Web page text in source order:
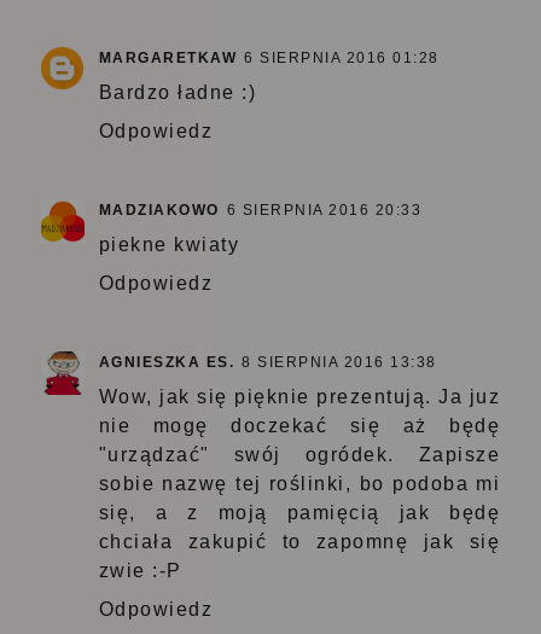
MARGARETKAW 6 SIERPNIA 2016 01:28
Bardzo ładne :)
Odpowiedz
MADZIAKOWO 6 SIERPNIA 2016 20:33
piekne kwiaty
Odpowiedz
AGNIESZKA ES. 8 SIERPNIA 2016 13:38
Wow, jak się pięknie prezentują. Ja juz
nie mogę doczekać się aż będę
"urządzać" swój ogródek. Zapisze
sobie nazwę tej roślinki, bo podoba mi
się, a z moją pamięcią jak będę
chciała zakupić to zapomnę jak się
zwie :-P
Odpowiedz